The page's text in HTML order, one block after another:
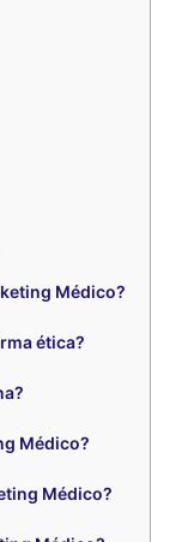
Médico?
ética?
Médico?
Médico?